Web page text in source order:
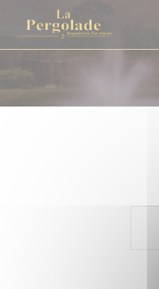
Personnalisation de vos choix en